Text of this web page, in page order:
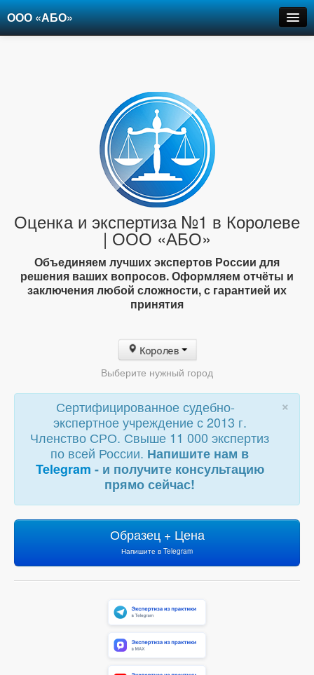
ООО «АБО»
Оценка и экспертиза №1 в Королеве
| ООО «АБО»
Объединяем лучших экспертов России для
решения ваших вопросов. Оформляем отчёты и
заключения любой сложности, с гарантией их
принятия
Королев
Выберите нужный город
×
Сертифицированное судебно-
экспертное учреждение с 2013 г.
Членство СРО. Свыше 11 000 экспертиз
по всей России. Напишите нам в
Telegram - и получите консультацию
прямо сейчас!
Образец + Цена
Напишите в Telegram